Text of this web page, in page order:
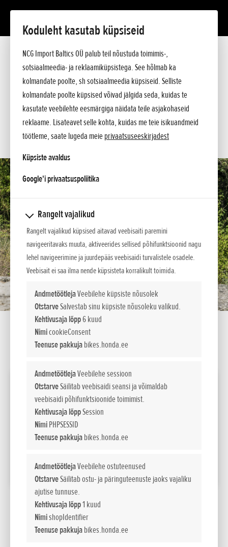
Koduleht kasutab küpsiseid
NCG Import Baltics OÜ palub teil nõustuda toimimis-,
sotsiaalmeedia- ja reklaamiküpsistega. See hõlmab ka
kolmandate poolte, sh sotsiaalmeedia küpsiseid. Selliste
kolmandate poolte küpsised võivad jälgida seda, kuidas te
kasutate veebilehte eesmärgiga näidata teile asjakohaseid
reklaame. Lisateavet selle kohta, kuidas me teie isikuandmeid
töötleme, saate lugeda meieprivaatsuseeskirjadest
Küpsiste avaldus
Google'i privaatsuspoliitikaopens in a new tab
Rangelt vajalikud
Rangelt vajalikud küpsised aitavad veebisaiti paremini
navigeeritavaks muuta, aktiveerides sellised põhifunktsioonid nagu
lehel navigeerimine ja juurdepääs veebisaidi turvalistele osadele.
Veebisait ei saa ilma nende küpsisteta korralikult toimida.
AndmetöötlejaVeebilehe küpsiste nõusolek
OtstarveSalvestab sinu küpsiste nõusoleku valikud.
Kehtivusaja lõpp6 kuud
NimicookieConsent
Teenuse pakkujabikes.honda.ee
AndmetöötlejaVeebilehe sessioon
OtstarveSäilitab veebisaidi seansi ja võimaldab
veebisaidi põhifunktsioonide toimimist.
Kehtivusaja lõppSession
NimiPHPSESSID
Teenuse pakkujabikes.honda.ee
AndmetöötlejaVeebilehe ostuteenused
OtstarveSäilitab ostu- ja päringuteenuste jaoks vajaliku
ajutise tunnuse.
Kehtivusaja lõpp1 kuud
NimishopIdentifier
Teenuse pakkujabikes.honda.ee
Tutvustus
Tehnilised andmed
Hinnakiri
Küsi lisa
KÜSI PAKKUMIST
SOOVIN TEENINDUSE AEGA
KONTAKT
SEADISTA LIISINGUKALKULAATOR
2026 Montesa Cota 4Ride
Maksumus
EUR sis. km 24%
Liising kuus
LISA VÕRDLUSESSE
Soovituslikud jaemüügihinnad.
Esitatud hinnad, põhivarustus ja lisavarustuse valik on teavitava iseloomuga . NCG